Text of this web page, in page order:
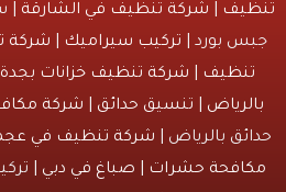
|شركة تنظيف في الشارقة| سباك
بورد |تركيب سيراميك|شركة
|شركة تنظيف خزانات بجدة|
|تنسيق حدائق|شركة مكافحة
بالرياض |شركة تنظيف في عجمان|
حشرات|صباغ في دبي| تركيب